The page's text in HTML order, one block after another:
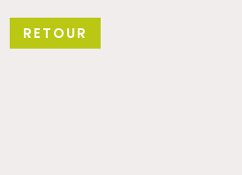
RETOUR